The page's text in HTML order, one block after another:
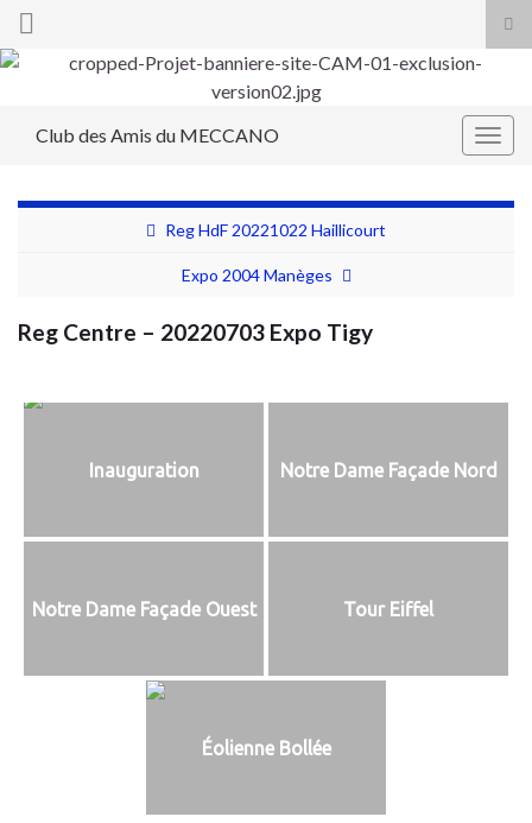
Search for:
Club des Amis du MECCANO
Reg HdF 20221022 Haillicourt
Expo 2004 Manèges
Reg Centre – 20220703 Expo Tigy
Inauguration Notre Dame Façade Nord
Notre Dame Façade Ouest Tour Eiffel
Éolienne Bollée